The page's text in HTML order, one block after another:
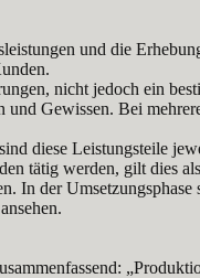
und die
nicht jedoch ein
und Gewissen. Bei
diese Leistungsteile
tätig werden, gilt dies
In der